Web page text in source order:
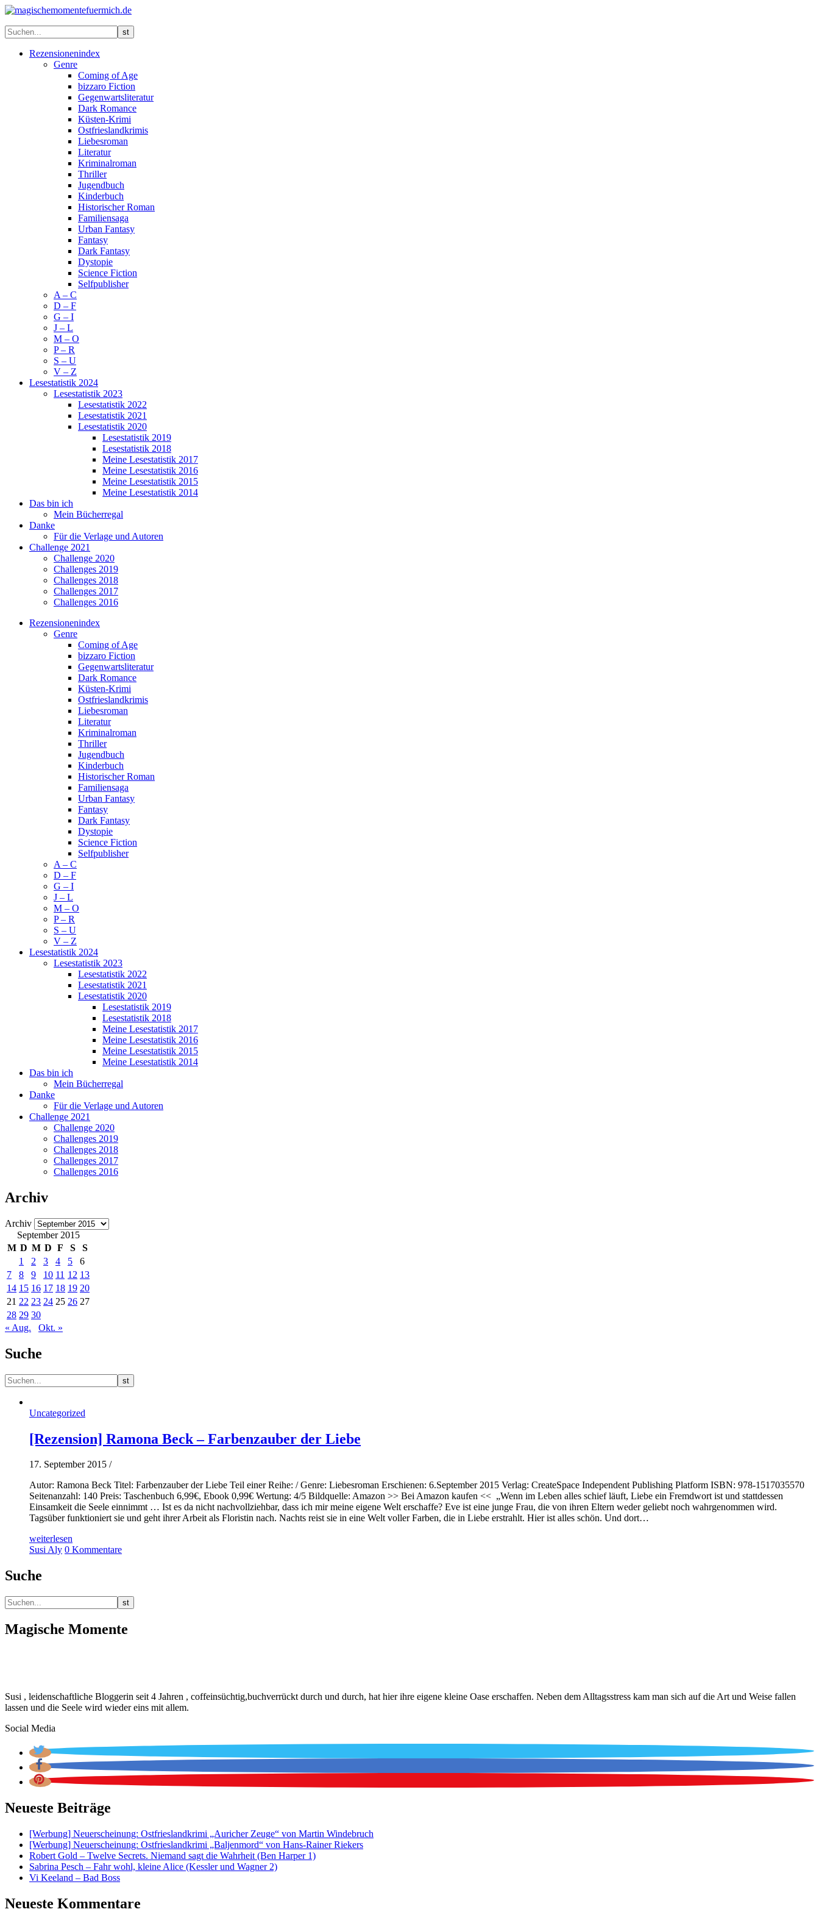
Rezensionenindex
Genre
Coming of Age
bizzaro Fiction
Gegenwartsliteratur
Dark Romance
Küsten-Krimi
Ostfrieslandkrimis
Liebesroman
Literatur
Kriminalroman
Thriller
Jugendbuch
Kinderbuch
Historischer Roman
Familiensaga
Urban Fantasy
Fantasy
Dark Fantasy
Dystopie
Science Fiction
Selfpublisher
A – C
D – F
G – I
J – L
M – O
P – R
S – U
V – Z
Lesestatistik 2024
Lesestatistik 2023
Lesestatistik 2022
Lesestatistik 2021
Lesestatistik 2020
Lesestatistik 2019
Lesestatistik 2018
Meine Lesestatistik 2017
Meine Lesestatistik 2016
Meine Lesestatistik 2015
Meine Lesestatistik 2014
Das bin ich
Mein Bücherregal
Danke
Für die Verlage und Autoren
Challenge 2021
Challenge 2020
Challenges 2019
Challenges 2018
Challenges 2017
Challenges 2016
Rezensionenindex
Genre
Coming of Age
bizzaro Fiction
Gegenwartsliteratur
Dark Romance
Küsten-Krimi
Ostfrieslandkrimis
Liebesroman
Literatur
Kriminalroman
Thriller
Jugendbuch
Kinderbuch
Historischer Roman
Familiensaga
Urban Fantasy
Fantasy
Dark Fantasy
Dystopie
Science Fiction
Selfpublisher
A – C
D – F
G – I
J – L
M – O
P – R
S – U
V – Z
Lesestatistik 2024
Lesestatistik 2023
Lesestatistik 2022
Lesestatistik 2021
Lesestatistik 2020
Lesestatistik 2019
Lesestatistik 2018
Meine Lesestatistik 2017
Meine Lesestatistik 2016
Meine Lesestatistik 2015
Meine Lesestatistik 2014
Das bin ich
Mein Bücherregal
Danke
Für die Verlage und Autoren
Challenge 2021
Challenge 2020
Challenges 2019
Challenges 2018
Challenges 2017
Challenges 2016
Archiv
Archiv
September 2015
M D M D F S
S
1
2 3 4 5
6
7
8 9 10 11 12 13
14 15 16 17 18 19 20
21 22 23 24 25 26 27
28 29 30
« Aug.
Okt. »
Suche
Uncategorized
[Rezension] Ramona Beck – Farbenzauber der Liebe
17. September 2015 /
Autor: Ramona Beck Titel: Farbenzauber der Liebe Teil einer Reihe: / Genre: Liebesroman Erschienen: 6.September 2015 Verlag: CreateSpace Independent Publishing Platform ISBN: 978-1517035570
Seitenanzahl: 140 Preis: Taschenbuch 6,99€, Ebook 0,99€ Wertung: 4/5 Bildquelle: Amazon >> Bei Amazon kaufen << „Wenn im Leben alles schief läuft, Liebe ein Fremdwort ist und stattdessen
Einsamkeit die Seele einnimmt … Ist es da nicht nachvollziehbar, dass ich mir meine eigene Welt erschaffe? Eve ist eine junge Frau, die von ihren Eltern weder geliebt noch wahrgenommen wird.
Tagsüber funktioniert sie und geht ihrer Arbeit als Floristin nach. Nachts reist sie in eine Welt voller Farben, die in Liebe erstrahlt. Hier ist alles schön. Und dort…
weiterlesen
Susi Aly 0 Kommentare
Suche
Magische Momente
Susi , leidenschaftliche Bloggerin seit 4 Jahren , coffeinsüchtig,buchverrückt durch und durch, hat hier ihre eigene kleine Oase erschaffen. Neben dem Alltagsstress kam man sich auf die Art und Weise fallen
lassen und die Seele wird wieder eins mit allem.
Social Media
Neueste Beiträge
[Werbung] Neuerscheinung: Ostfrieslandkrimi „Auricher Zeuge“ von Martin Windebruch
[Werbung] Neuerscheinung: Ostfrieslandkrimi „Baljenmord“ von Hans-Rainer Riekers
Robert Gold – Twelve Secrets. Niemand sagt die Wahrheit (Ben Harper 1)
Sabrina Pesch – Fahr wohl, kleine Alice (Kessler und Wagner 2)
Vi Keeland – Bad Boss
Neueste Kommentare